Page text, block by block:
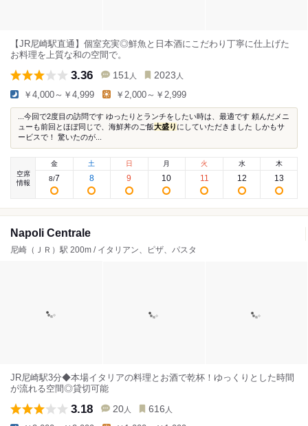
【JR尼崎駅直通】個室充実◎鮮魚と日本酒にこだわり丁寧に仕上げた
お料理を上質な和の空間で。
3.36 151 人 2023 人
￥4,000～￥4,999 ￥2,000～￥2,999
...今回で2度目の訪問です ゆったりとランチをしたい時は、最適です 頼んだメニ
ューも前回とほぼ同じで、海鮮丼のご飯大盛り にしていただきました しかもサ
ービスで！ 驚いたのが...
空席
情報
金
8/7
土
8
日
9
月
10
火
11
水
12
木
13
Napoli Centrale
尼崎（ＪＲ）駅 200m / イタリアン、ピザ、パスタ
JR尼崎駅3分◆本場イタリアの料理とお酒で乾杯！ゆっくりとした時間
が流れる空間◎貸切可能
3.18 20 人 616 人